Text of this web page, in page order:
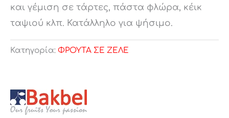
και γέμιση σε τάρτες, πάστα φλώρα, κέικ
ταψιού κλπ. Κατάλληλο για ψήσιμο.
Κατηγορία: ΦΡΟΥΤΑ ΣΕ ΖΕΛΕ